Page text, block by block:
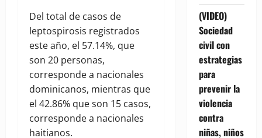
Del total de casos de
leptospirosis registrados
este año, el 57.14%, que
son 20 personas,
corresponde a nacionales
dominicanos, mientras que
el 42.86% que son 15 casos,
corresponde a nacionales
haitianos.
(VIDEO)
Sociedad
civil con
estrategias
para
prevenir la
violencia
contra
niñas, niños